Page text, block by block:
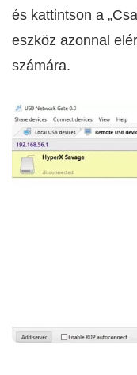
és kattintson a
eszköz azonnal
számára.